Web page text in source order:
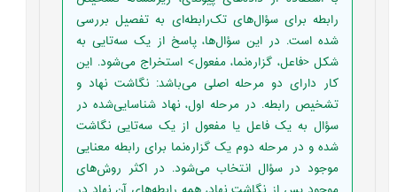
رابطه برای سؤال‌های تک‌رابطه‌ای به تفصیل بررسی
شده است. در این سؤال‌ها، پاسخ از یک سه‌تایی به
شکل <فاعل، گزاره‌نما، مفعول> استخراج می‌شود. این
کار دارای دو مرحله اصلی می‌باشد: نگاشت نهاد و
تشخیص رابطه. در مرحله اول، نهاد شناسایی‌شده در
سؤال به یک فاعل یا مفعول از یک سه‌تایی نگاشت
شده و در مرحله دوم یک گزاره‌نما برای رابطه معنایی
موجود در سؤال انتخاب می‌شود. در اکثر روش‌های